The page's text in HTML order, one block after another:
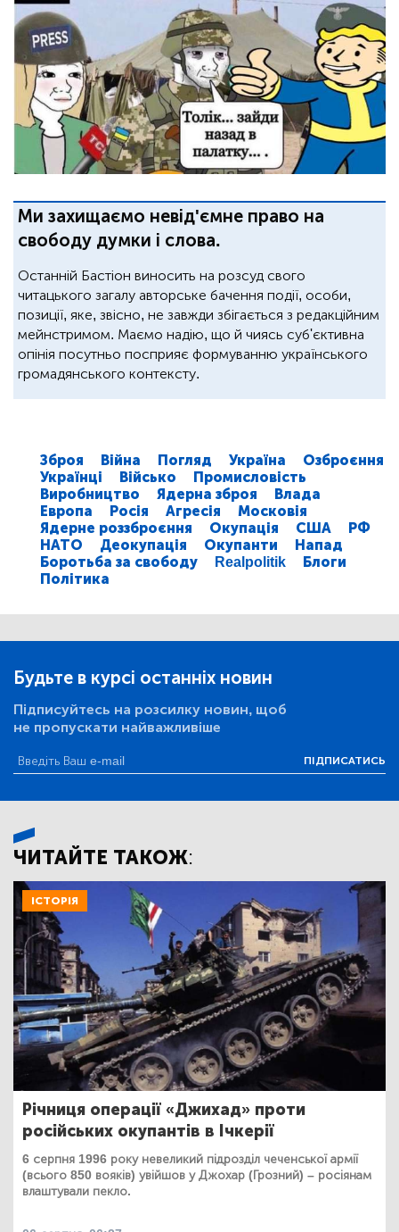
Ми захищаємо невід'ємне право на
свободу думки і слова.
Останній Бастіон виносить на розсуд свого
читацького загалу авторське бачення події, особи,
позиції, яке, звісно, не завжди збігається з редакційним
мейнстримом. Маємо надію, що й чиясь суб'єктивна
опінія посутньо посприяє формуванню українського
громадянського контексту.
Зброя Війна Погляд Україна
Озброєння
Українці
Військо
Промисловість
Виробництво
Ядерна зброя
Влада
Европа
Росія Агресія
Московія
Ядерне роззброєння
Окупація США
РФ
НАТО
Деокупація Окупанти
Напад
Боротьба за свободу
Realpolitik
Блоги
Політика
Будьте в курсі останніх новин
Підписуйтесь на розсилку новин, щоб
не пропускати найважливіше
ПІДПИСАТИСЬ
ЧИТАЙТЕ ТАКОЖ:
ІСТОРІЯ
Річниця операції «Джихад» проти
російських окупантів в Ічкерії
6 серпня 1996 року невеликий підрозділ чеченської армії
(всього 850 вояків) увійшов у Джохар (Грозний) – росіянам
влаштували пекло.